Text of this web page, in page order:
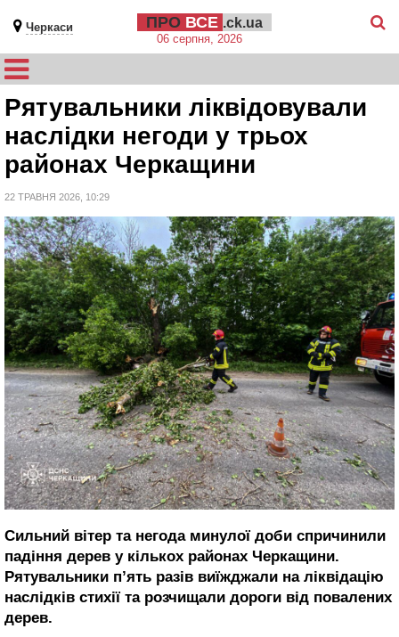
Черкаси ПРО ВСЕ .ck.ua
06 серпня, 2026
Рятувальники ліквідовували
наслідки негоди у трьох
районах Черкащини
22 ТРАВНЯ 2026, 10:29
Сильний вітер та негода минулої доби спричинили
падіння дерев у кількох районах Черкащини.
Рятувальники п’ять разів виїжджали на ліквідацію
наслідків стихії та розчищали дороги від повалених
дерев.